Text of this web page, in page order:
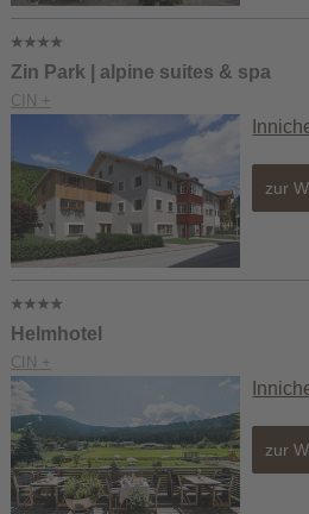
Zin Park | alpine suites & spa
CIN +
zur
Helmhotel
CIN +
zur